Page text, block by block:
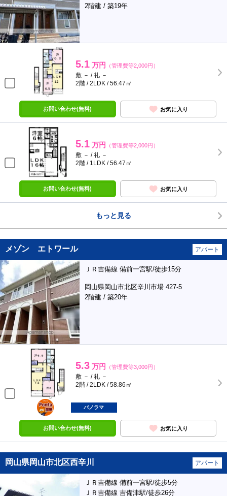
2階建 / 築19年
5.1 万円 （管理費等2,000円）
敷 － / 礼 －
2階 / 2LDK / 56.47㎡
お問い合わせ(無料) お気に入り
5.1 万円 （管理費等2,000円）
敷 － / 礼 －
2階 / 1LDK / 56.47㎡
お問い合わせ(無料) お気に入り
もっと見る
メゾン エトワール アパート
ＪＲ吉備線 備前一宮駅/徒歩15分
岡山県岡山市北区辛川市場 427-5
2階建 / 築20年
5.3 万円 （管理費等3,000円）
敷 － / 礼 －
2階 / 2LDK / 58.86㎡
ポンタ
部屋
パノラマ
お問い合わせ(無料) お気に入り
岡山県岡山市北区西辛川 アパート
ＪＲ吉備線 備前一宮駅/徒歩5分
ＪＲ吉備線 吉備津駅/徒歩26分